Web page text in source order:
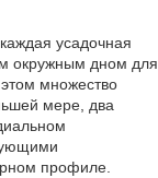
усадочная
окружным дном для
множество
мере, два
профиле.